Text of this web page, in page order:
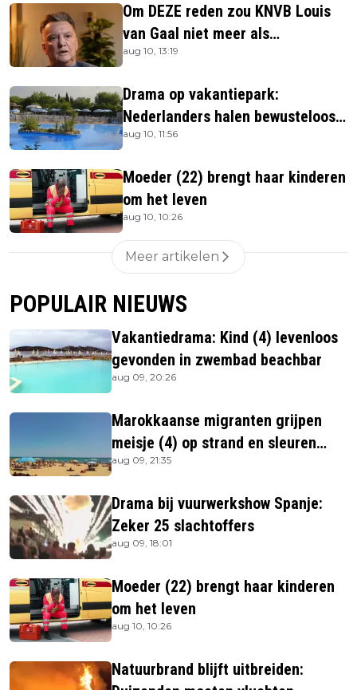
Om DEZE reden zou KNVB Louis
van Gaal niet meer als
bondscoach willen
aug 10, 13:19
Drama op vakantiepark:
Nederlanders halen bewusteloos
kind (4) uit zwembad
aug 10, 11:56
Moeder (22) brengt haar kinderen
om het leven
aug 10, 10:26
Meer artikelen
POPULAIR NIEUWS
Vakantiedrama: Kind (4) levenloos
gevonden in zwembad beachbar
aug 09, 20:26
Marokkaanse migranten grijpen
meisje (4) op strand en sleuren
haar in zee
aug 09, 21:35
Drama bij vuurwerkshow Spanje:
Zeker 25 slachtoffers
aug 09, 18:01
Moeder (22) brengt haar kinderen
om het leven
aug 10, 10:26
Natuurbrand blijft uitbreiden: